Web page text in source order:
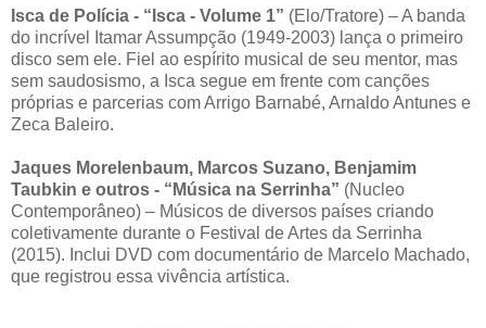
Isca de Polícia - “Isca - Volume 1” (Elo/Tratore) – A banda
do incrível Itamar Assumpção (1949-2003) lança o primeiro
disco sem ele. Fiel ao espírito musical de seu mentor, mas
sem saudosismo, a Isca segue em frente com canções
próprias e parcerias com Arrigo Barnabé, Arnaldo Antunes e
Zeca Baleiro.
Jaques Morelenbaum, Marcos Suzano, Benjamim
Taubkin e outros - “Música na Serrinha” (Nucleo
Contemporâneo) – Músicos de diversos países criando
coletivamente durante o Festival de Artes da Serrinha
(2015). Inclui DVD com documentário de Marcelo Machado,
que registrou essa vivência artística.